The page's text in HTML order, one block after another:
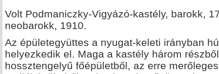
Volt Podmaniczky-Vigyázó-kastély, barokk,
neobarokk, 1910.
Az épületegyüttes a nyugat-keleti irányban
helyezkedik el. Maga a kastély három
hossztengelyű főépületből, az erre